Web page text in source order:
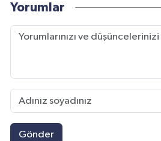
Yorumlar
Gönder